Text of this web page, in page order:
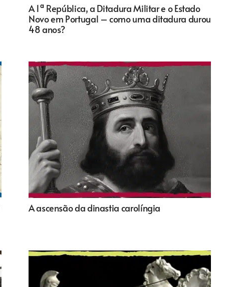
A 1ª República, a Ditadura Militar e o Estado
Novo em Portugal – como uma ditadura durou
48 anos?
A ascensão da dinastia carolíngia